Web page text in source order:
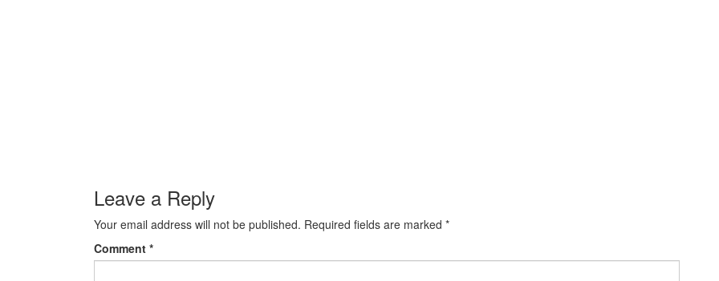
Leave a Reply
Your email address will not be published. Required fields are marked *
Comment *